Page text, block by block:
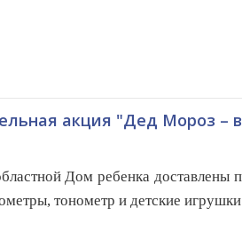
акция "Дед Мороз –
Дом ребенка доставлены
тонометр и детские